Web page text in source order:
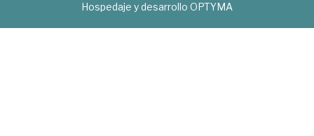
Hospedaje y desarrollo OPTYMA